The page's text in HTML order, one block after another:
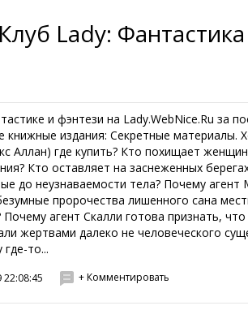
Lady:
и фэнтези на Lady.WebNice.Ru за
книжные издания: Секретные материалы.
Аллан) где купить? Кто похищает
Кто оставляет на заснеженных
до неузнаваемости тела? Почему агент
пророчества лишенного сана
Почему агент Скалли готова признать,
жертвами далеко не человеческого
то...
22:08:45 + Комментировать